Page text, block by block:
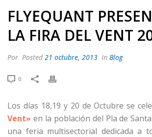
FLYEQUANT
LA FIRA DEL VENT
Por Posted21 octubre, 2013 In Blog
0
Los días 18,19 y 20 de Octubre se
Vent» en la población del Pla de
una feria multisectorial dedicada a